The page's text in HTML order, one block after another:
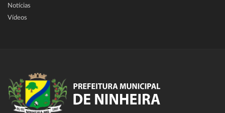
Notícias
Vídeos